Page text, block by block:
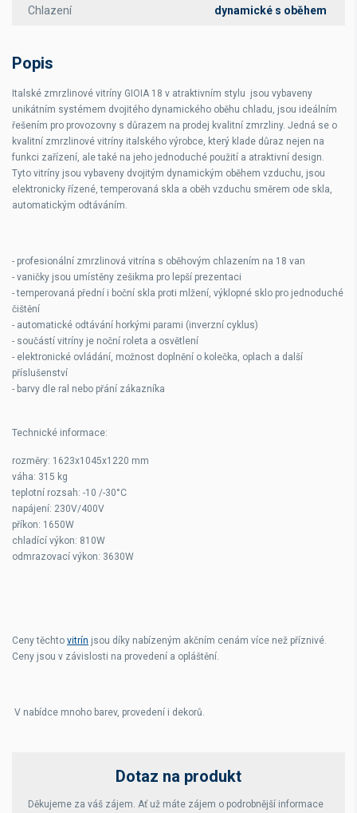
Chlazení dynamické s oběhem
Popis
Italské zmrzlinové vitríny GIOIA 18 v atraktivním stylu jsou vybaveny
unikátním systémem dvojitého dynamického oběhu chladu, jsou ideálním
řešením pro provozovny s důrazem na prodej kvalitní zmrzliny. Jedná se o
kvalitní zmrzlinové vitríny italského výrobce, který klade důraz nejen na
funkci zařízení, ale také na jeho jednoduché použití a atraktivní design.
Tyto vitríny jsou vybaveny dvojitým dynamickým oběhem vzduchu, jsou
elektronicky řízené, temperovaná skla a oběh vzduchu směrem ode skla,
automatickým odtáváním.
- profesionální zmrzlinová vitrína s oběhovým chlazením na 18 van
- vaničky jsou umístěny zešikma pro lepší prezentaci
- temperovaná přední i boční skla proti mlžení, výklopné sklo pro jednoduché
čištění
- automatické odtávání horkými parami (inverzní cyklus)
- součástí vitríny je noční roleta a osvětlení
- elektronické ovládání, možnost doplnění o kolečka, oplach a další
příslušenství
- barvy dle ral nebo přání zákazníka
Technické informace:
rozměry: 1623x1045x1220 mm
váha: 315 kg
teplotní rozsah: -10 /-30°C
napájení: 230V/400V
příkon: 1650W
chladící výkon: 810W
odmrazovací výkon: 3630W
Ceny těchto vitrín jsou díky nabízeným akčním cenám více než příznivé.
Ceny jsou v závislosti na provedení a opláštění.
V nabídce mnoho barev, provedení i dekorů.
Dotaz na produkt
Děkujeme za váš zájem. Ať už máte zájem o podrobnější informace